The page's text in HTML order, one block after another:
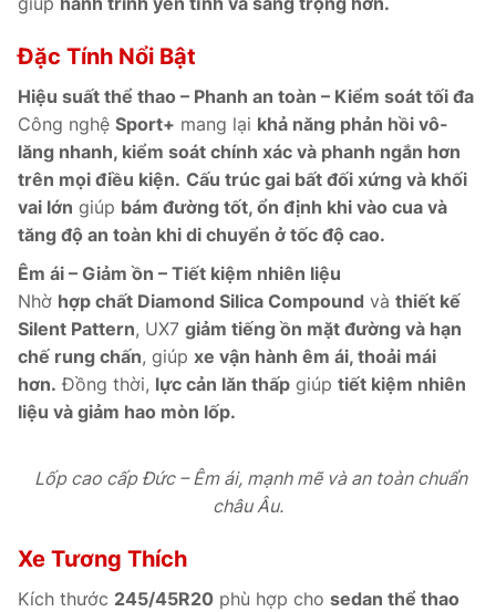
Đặc Tính Nổi Bật
Hiệu suất thể thao – Phanh an toàn – Kiểm soát tối đa
Công nghệ Sport+ mang lại khả năng phản hồi vô-
lăng nhanh, kiểm soát chính xác và phanh ngắn hơn
trên mọi điều kiện. Cấu trúc gai bất đối xứng và khối
vai lớn giúp bám đường tốt, ổn định khi vào cua và
tăng độ an toàn khi di chuyển ở tốc độ cao.
Êm ái – Giảm ồn – Tiết kiệm nhiên liệu
Nhờ hợp chất Diamond Silica Compound và thiết kế
Silent Pattern, UX7 giảm tiếng ồn mặt đường và hạn
chế rung chấn, giúp xe vận hành êm ái, thoải mái
hơn. Đồng thời, lực cản lăn thấp giúp tiết kiệm nhiên
liệu và giảm hao mòn lốp.
Lốp cao cấp Đức – Êm ái, mạnh mẽ và an toàn chuẩn
châu Âu.
Xe Tương Thích
Kích thước 245/45R20 phù hợp cho sedan thể thao